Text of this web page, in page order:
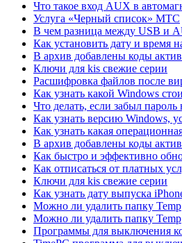
Что такое вход AUX в
Услуга «Черный список» МТС
В чем разница между USB и
Как установить дату и время
В архив добавлены коды
Ключи для kis свежие серии
Расшифровка файлов после
Как узнать какой Windows
Что делать, если забыл
Как узнать версию Windows,
Как узнать какая
В архив добавлены коды
Как быстро и эффективно
Как отписаться от платных
Ключи для kis свежие серии
Как узнать дату выпуска
Можно ли удалить папку Temp
Можно ли удалить папку Temp
Программы для выключения